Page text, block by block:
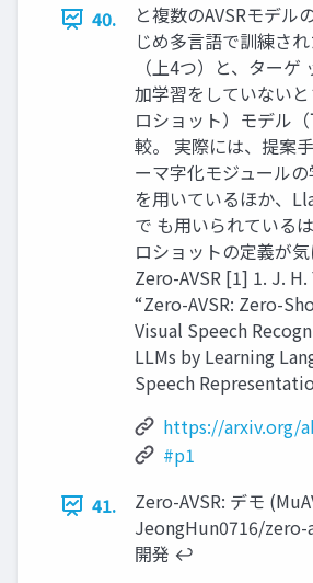
40.
と複数のAVSRモデル
じめ多言語で訓練さ
（上4つ）と、ター
加学習をしていない
ロショット）モデル
較。 実際には、提案
ーマ字化モジュール
を用いているほか、
で も用いられている
ロショットの定義が
Zero-AVSR [1] 1. J.
“Zero-AVSR: Zero-
Visual Speech
LLMs by Learning
Speech
https://arxiv.org/
#p1
41.
Zero-AVSR: デモ
JeongHun0716/zero-
開発 ↩︎